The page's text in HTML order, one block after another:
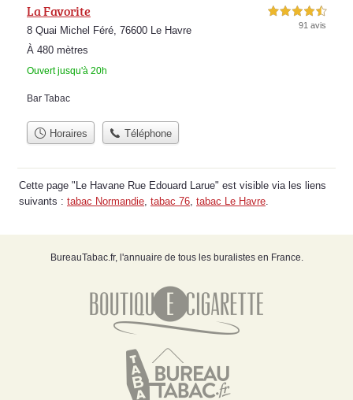
La Favorite
8 Quai Michel Féré, 76600 Le Havre
À 480 mètres
Ouvert jusqu'à 20h
4,5 étoiles sur 5
91 avis
Bar Tabac
Horaires Téléphone
Cette page "Le Havane Rue Edouard Larue" est visible via les liens
suivants : tabac Normandie tabac 76 tabac Le Havre
BureauTabac.fr, l'annuaire de tous les buralistes en France.